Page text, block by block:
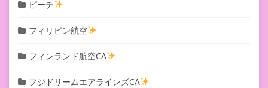
ピーチ
フィリピン航空
フィンランド航空CA
フジドリームエアラインズCA